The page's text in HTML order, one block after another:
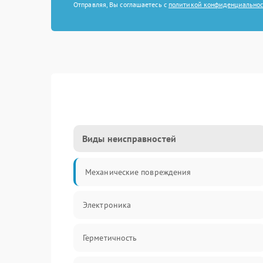
Отправляя, Вы соглашаетесь с политикой
Виды неисправностей
Механические повреждения
Электроника
Герметичность